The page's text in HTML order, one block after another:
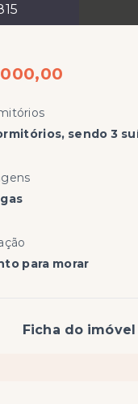
sendo 3
para morar
Ficha do imóvel